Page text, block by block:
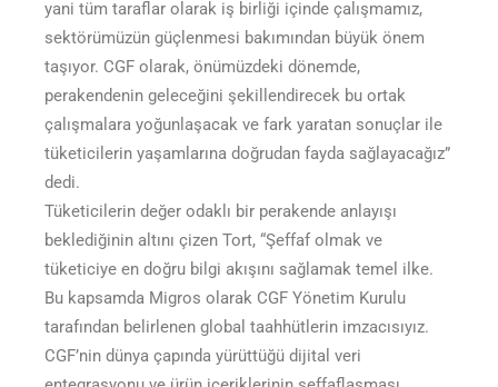
yani tüm taraflar olarak iş birliği içinde çalışmamız,
sektörümüzün güçlenmesi bakımından büyük önem
taşıyor. CGF olarak, önümüzdeki dönemde,
perakendenin geleceğini şekillendirecek bu ortak
çalışmalara yoğunlaşacak ve fark yaratan sonuçlar ile
tüketicilerin yaşamlarına doğrudan fayda sağlayacağız”
dedi.
Tüketicilerin değer odaklı bir perakende anlayışı
beklediğinin altını çizen Tort, “Şeffaf olmak ve
tüketiciye en doğru bilgi akışını sağlamak temel ilke.
Bu kapsamda Migros olarak CGF Yönetim Kurulu
tarafından belirlenen global taahhütlerin imzacısıyız.
CGF’nin dünya çapında yürüttüğü dijital veri